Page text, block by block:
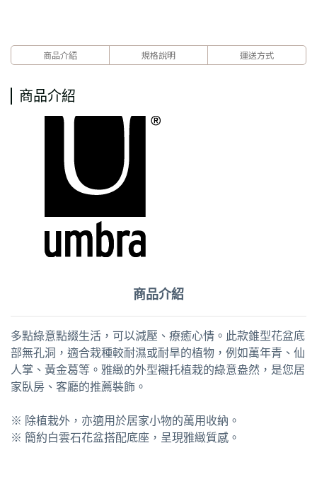
商品介紹 規格說明 運送方式
商品介紹
商品介紹
多點綠意點綴生活，可以減壓、療癒心情。此款錐型花盆底
部無孔洞，適合栽種較耐濕或耐旱的植物，例如萬年青、仙
人掌、黃金葛等。雅緻的外型襯托植栽的綠意盎然，是您居
家臥房、客廳的推薦裝飾。
※ 除植栽外，亦適用於居家小物的萬用收納。
※ 簡約白雲石花盆搭配底座，呈現雅緻質感。